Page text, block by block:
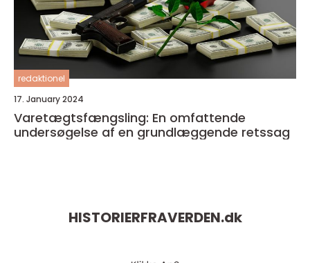
redaktionel
17. January 2024
Varetægtsfængsling: En omfattende
undersøgelse af en grundlæggende retssag
HISTORIERFRAVERDEN.dk